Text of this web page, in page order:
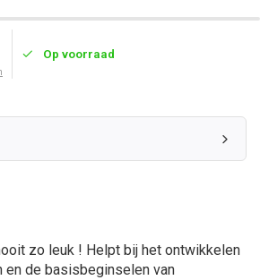
Op voorraad
zo leuk ! Helpt bij het ontwikkelen
en de basisbeginselen van